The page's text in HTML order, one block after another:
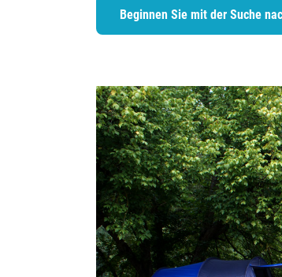
Beginnen Sie mit der Suche